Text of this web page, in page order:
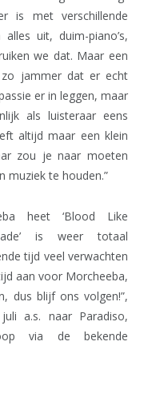
is met verschillende
uit, duim-piano’s,
we dat. Maar een
jammer dat er echt
er in leggen, maar
als luisteraar eens
altijd maar een klein
zou je naar moeten
muziek te houden.”
heet ‘Blood Like
is weer totaal
tijd veel verwachten
aan voor Morcheeba,
dus blijf ons volgen!”,
a.s. naar Paradiso,
via de bekende